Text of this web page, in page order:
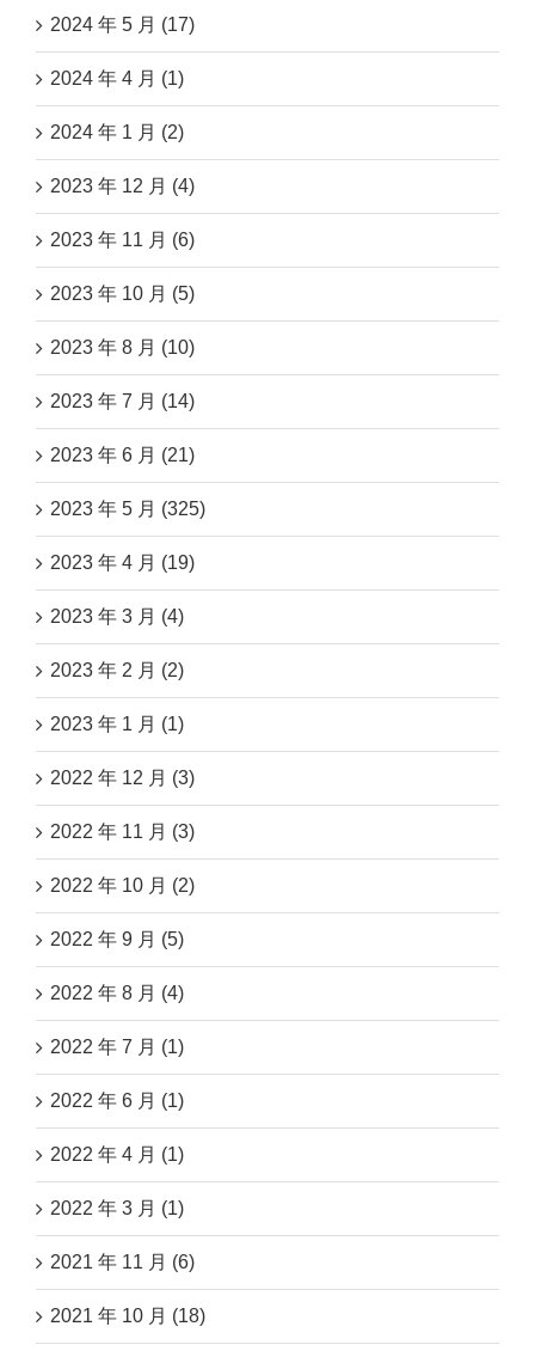
2024 年 5 月 (17)
2024 年 4 月 (1)
2024 年 1 月 (2)
2023 年 12 月 (4)
2023 年 11 月 (6)
2023 年 10 月 (5)
2023 年 8 月 (10)
2023 年 7 月 (14)
2023 年 6 月 (21)
2023 年 5 月 (325)
2023 年 4 月 (19)
2023 年 3 月 (4)
2023 年 2 月 (2)
2023 年 1 月 (1)
2022 年 12 月 (3)
2022 年 11 月 (3)
2022 年 10 月 (2)
2022 年 9 月 (5)
2022 年 8 月 (4)
2022 年 7 月 (1)
2022 年 6 月 (1)
2022 年 4 月 (1)
2022 年 3 月 (1)
2021 年 11 月 (6)
2021 年 10 月 (18)